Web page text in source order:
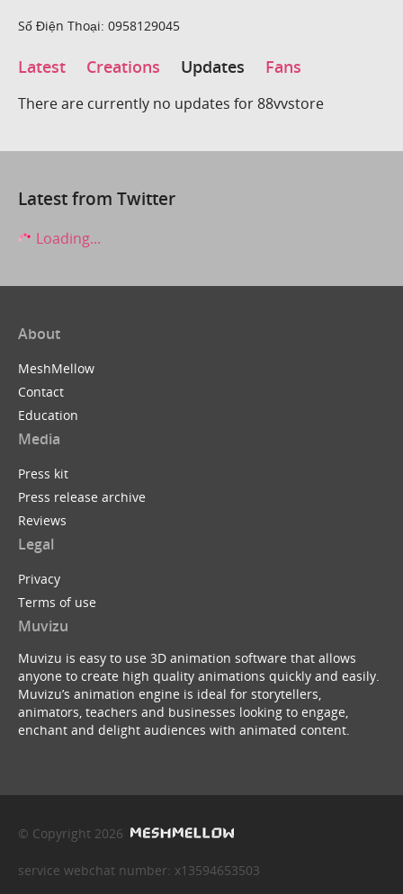
Số Điện Thoại: 0958129045
Latest Creations Updates Fans
There are currently no updates for 88vvstore
Latest from Twitter
Loading...
About
MeshMellow
Contact
Education
Media
Press kit
Press release archive
Reviews
Legal
Privacy
Terms of use
Muvizu
Muvizu is easy to use 3D animation software that allows
anyone to create high quality animations quickly and easily.
Muvizu’s animation engine is ideal for storytellers,
animators, teachers and businesses looking to engage,
enchant and delight audiences with animated content.
© Copyright 2026
service webchat number: x13594653503